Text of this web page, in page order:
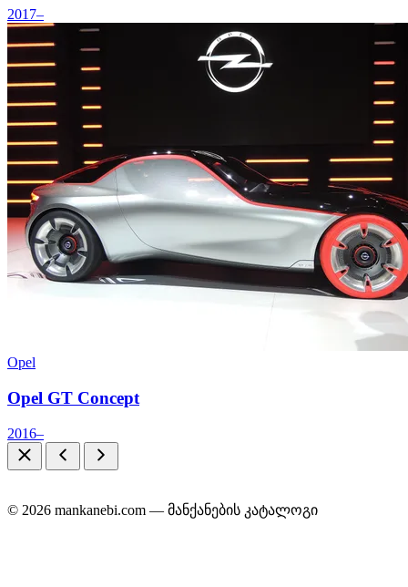
2017–
Opel
Opel GT Concept
2016–
© 2026 mankanebi.com — მანქანების კატალოგი